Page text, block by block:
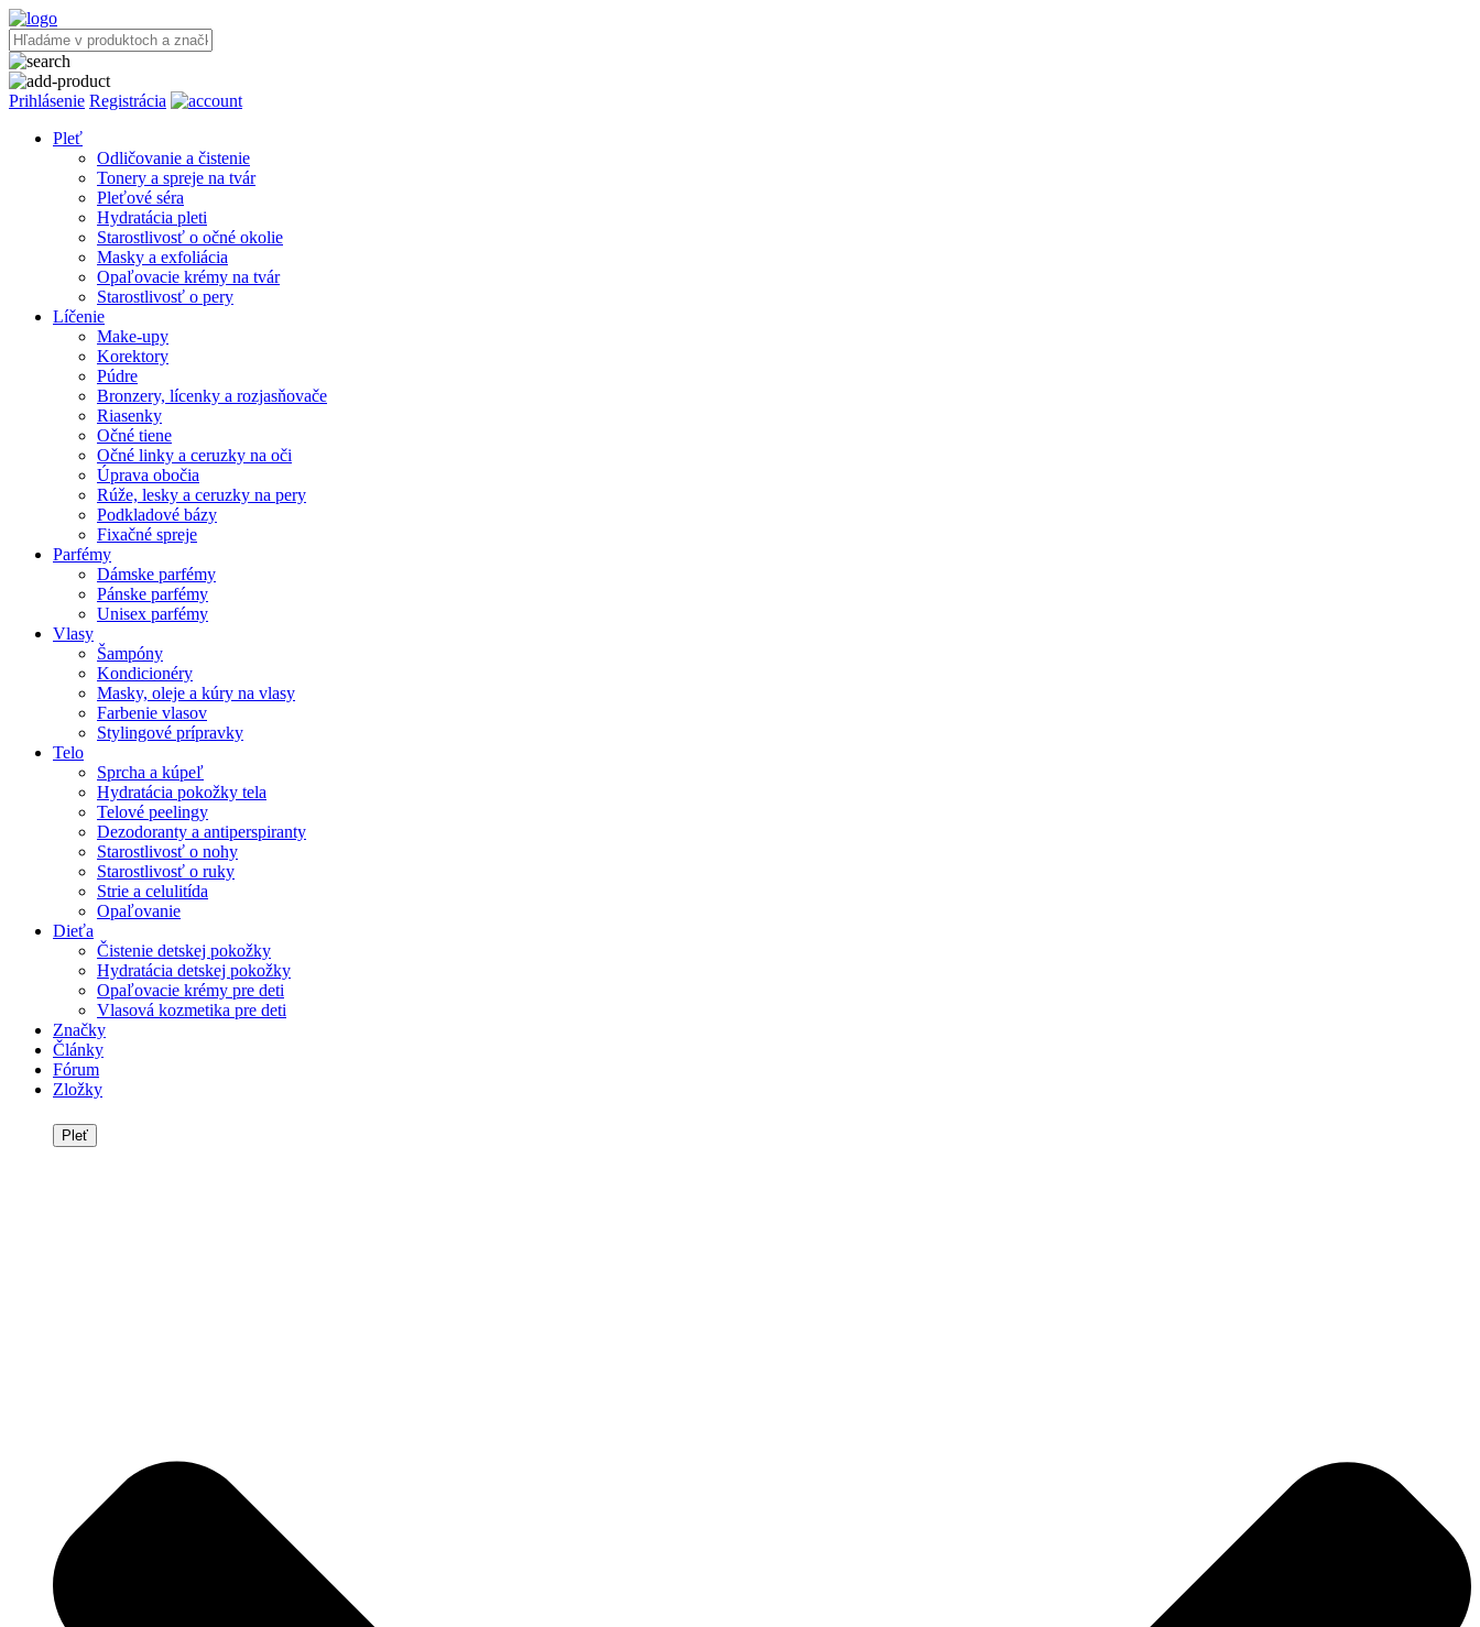
Prihlásenie Registrácia
Pleť
Odličovanie a čistenie
Tonery a spreje na tvár
Pleťové séra
Hydratácia pleti
Starostlivosť o očné okolie
Masky a exfoliácia
Opaľovacie krémy na tvár
Starostlivosť o pery
Líčenie
Make-upy
Korektory
Púdre
Bronzery, lícenky a rozjasňovače
Riasenky
Očné tiene
Očné linky a ceruzky na oči
Úprava obočia
Rúže, lesky a ceruzky na pery
Podkladové bázy
Fixačné spreje
Parfémy
Dámske parfémy
Pánske parfémy
Unisex parfémy
Vlasy
Šampóny
Kondicionéry
Masky, oleje a kúry na vlasy
Farbenie vlasov
Stylingové prípravky
Telo
Sprcha a kúpeľ
Hydratácia pokožky tela
Telové peelingy
Dezodoranty a antiperspiranty
Starostlivosť o nohy
Starostlivosť o ruky
Strie a celulitída
Opaľovanie
Dieťa
Čistenie detskej pokožky
Hydratácia detskej pokožky
Opaľovacie krémy pre deti
Vlasová kozmetika pre deti
Značky
Články
Fórum
Zložky
Pleť